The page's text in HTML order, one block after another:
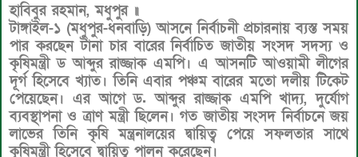
হাবিবুর রহমান, মধুপুর ॥
টাঙ্গাইল-১ (মধুপুর-ধনবাড়ি) আসনে নির্বাচনী প্রচারনায় ব্যস্ত সময়
পার করছেন টানা চার বারের নির্বাচিত জাতীয় সংসদ সদস্য ও
কৃষিমন্ত্রী ড আব্দুর রাজ্জাক এমপি। এ আসনটি আওয়ামী লীগের
দূর্গ হিসেবে খ্যাত। তিনি এবার পঞ্চম বারের মতো দলীয় টিকেট
পেয়েছেন। এর আগে ড. আব্দুর রাজ্জাক এমপি খাদ্য, দুর্যোগ
ব্যবস্থাপনা ও ত্রাণ মন্ত্রী ছিলেন। গত জাতীয় সংসদ নির্বাচনে জয়
লাভের তিনি কৃষি মন্ত্রনালয়ের দ্বায়িত্ব পেয়ে সফলতার সাথে
কৃষিমন্ত্রী হিসেবে দ্বায়িত্ব পালন করেছেন।